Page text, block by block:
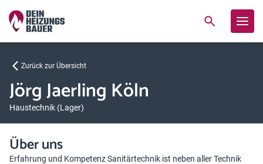
Zurück zur Übersicht
Jörg Jaerling Köln
Haustechnik (Lager)
Über uns
Erfahrung und Kompetenz Sanitärtechnik ist neben aller Technik